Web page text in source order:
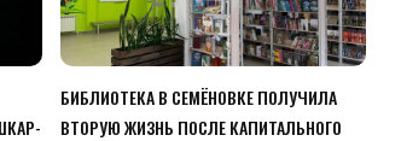
БИБЛИОТЕКА В СЕМЁНОВКЕ ПОЛУЧИЛА
ВТОРУЮ ЖИЗНЬ ПОСЛЕ КАПИТАЛЬНОГО